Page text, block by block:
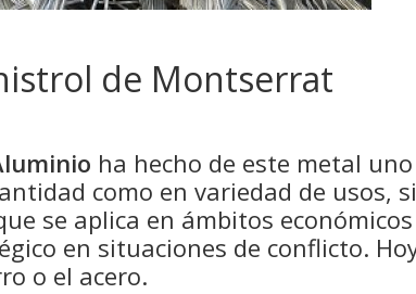
de Montserrat
ha hecho de este metal
como en variedad de usos,
se aplica en ámbitos
en situaciones de conflicto.
o el acero.